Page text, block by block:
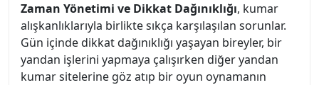
Zaman Yönetimi ve Dikkat Dağınıklığı, kumar
alışkanlıklarıyla birlikte sıkça karşılaşılan sorunlar.
Gün içinde dikkat dağınıklığı yaşayan bireyler, bir
yandan işlerini yapmaya çalışırken diğer yandan
kumar sitelerine göz atıp bir oyun oynamanın